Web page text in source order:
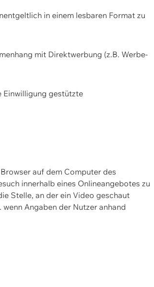
in einem lesbaren Format zu
mit Direktwerbung (z.B. Werbe-
Einwilligung gestützte
auf dem Computer des
innerhalb eines Onlineangebotes zu
Stelle, an der ein Video geschaut
Angaben der Nutzer anhand